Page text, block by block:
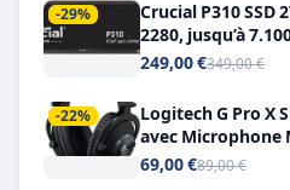
-29%
Crucial P310 SSD
2280, jusqu’à
249,00 €349,00 €
-22%
Logitech G Pro X
avec Microphone
Headphone X 7.1
69,00 €89,00 €